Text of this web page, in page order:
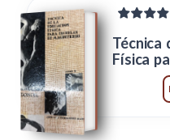
Técnica
Física